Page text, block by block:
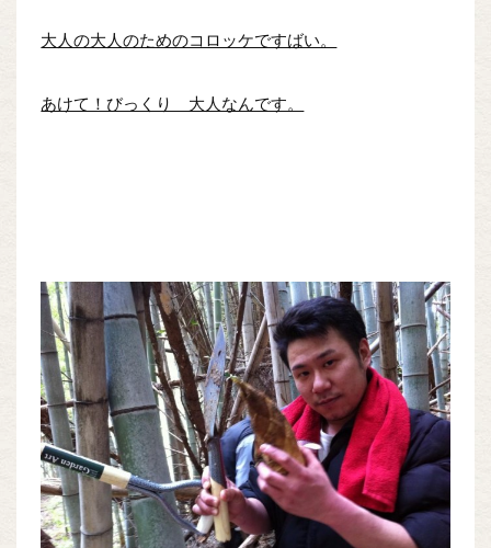
大人の大人のためのコロッケですばい。
あけて！びっくり 大人なんです。